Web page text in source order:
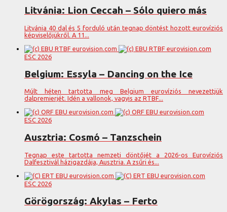
Litvánia: Lion Ceccah – Sólo quiero más
Litvánia 40 dal és 5 forduló után tegnap döntést hozott eurovíziós
képviselőjükről. A 11...
ESC 2026
Belgium: Essyla – Dancing on the Ice
Múlt héten tartotta meg Belgium eurovíziós nevezettjük
dalpremierjét. Idén a vallonok, vagyis az RTBF...
ESC 2026
Ausztria: Cosmó – Tanzschein
Tegnap este tartotta nemzeti döntőjét a 2026-os Eurovíziós
Dalfesztivál házigazdája, Ausztria. A zsűri és...
ESC 2026
Görögország: Akylas – Ferto